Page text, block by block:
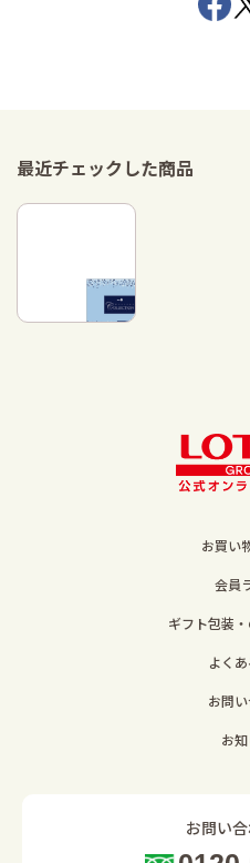
最近チェックした商品
お買い
会員
ギフト包装
よく
お問
お
お問い